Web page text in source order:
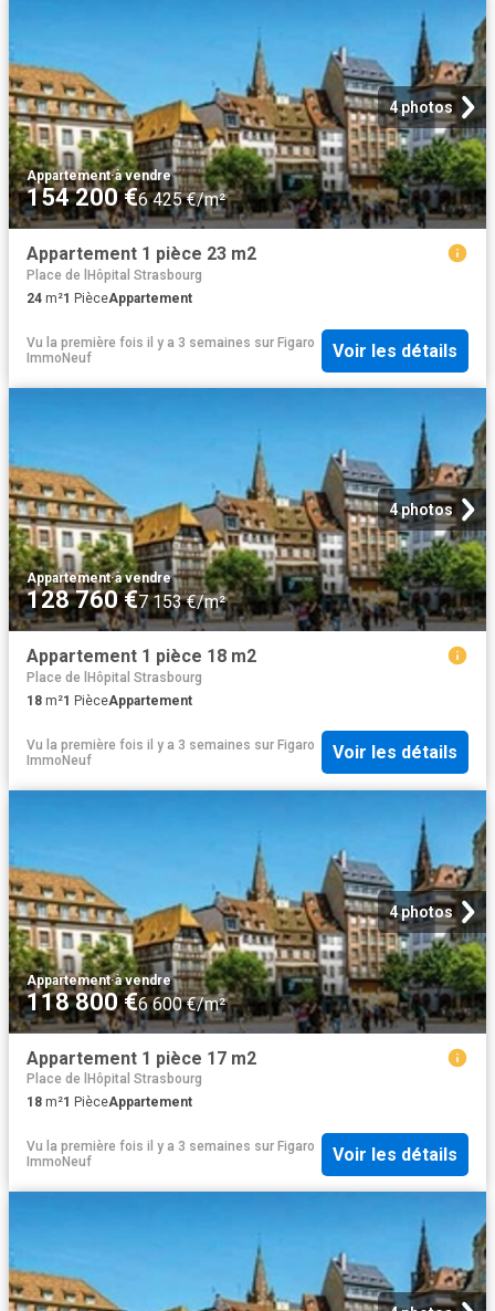
4 photos
Appartement·à vendre
154 200 €6 425 €/m²
Appartement 1 pièce 23 m2
Place de lHôpital Strasbourg
24 m²1 PièceAppartement
Vu la première fois il y a 3 semaines sur Figaro
ImmoNeuf
Voir les détails
4 photos
Appartement·à vendre
128 760 €7 153 €/m²
Appartement 1 pièce 18 m2
Place de lHôpital Strasbourg
18 m²1 PièceAppartement
Vu la première fois il y a 3 semaines sur Figaro
ImmoNeuf
Voir les détails
4 photos
Appartement·à vendre
118 800 €6 600 €/m²
Appartement 1 pièce 17 m2
Place de lHôpital Strasbourg
18 m²1 PièceAppartement
Vu la première fois il y a 3 semaines sur Figaro
ImmoNeuf
Voir les détails